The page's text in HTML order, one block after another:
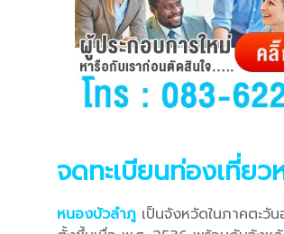
จดทะเบียนท่องเที่ย
หนองบัวลำภู เป็นจังหวัดในภาคตะวั